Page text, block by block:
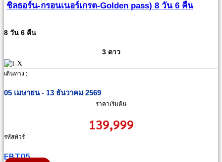
ชิลธอร์น-กรอนเนอร์เกรต-Golden pass) 8 วัน 6 คืน
8 วัน 6 คืน
3 ดาว
เดินทาง :
05 เมษายน - 13 ธันวาคม 2569
ราคาเริ่มต้น
139,999
รหัสทัวร์
EBT05